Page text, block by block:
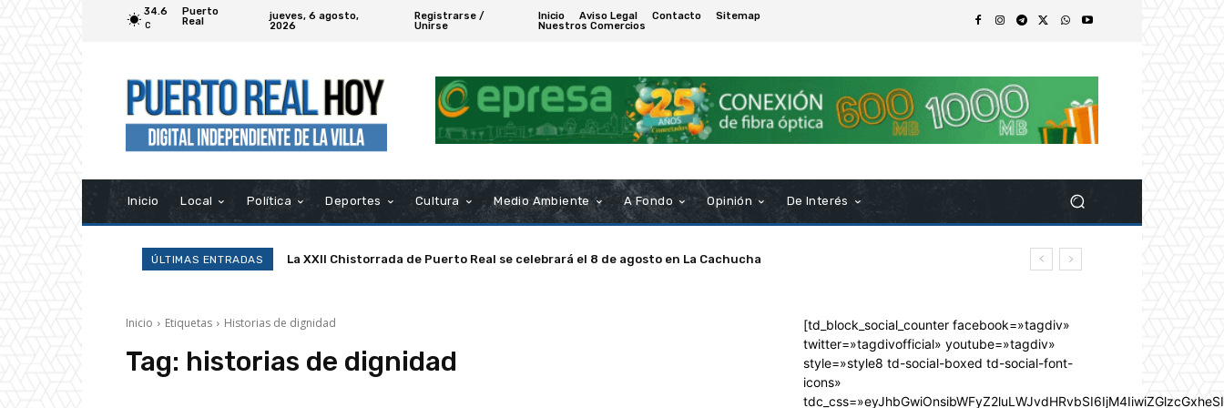
34.6
C
Puerto
Real
jueves, 6 agosto,
2026
Registrarse /
Unirse
Inicio Aviso Legal Contacto
Sitemap
Nuestros Comercios
Inicio Local Política Deportes Cultura Medio Ambiente A Fondo Opinión De Interés
ÚLTIMAS ENTRADAS La XXII Chistorrada de Puerto Real se celebrará el 8 de agosto en La Cachucha
Inicio Etiquetas Historias de dignidad
Tag: historias de dignidad
[td_block_social_counter facebook=»tagdiv»
twitter=»tagdivofficial» youtube=»tagdiv»
style=»style8 td-social-boxed td-social-font-
icons»